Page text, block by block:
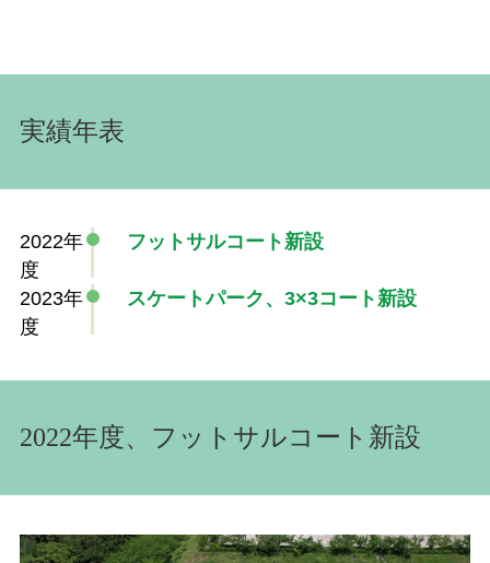
実績年表
2022年
度
フットサルコート新設
2023年
度
スケートパーク、3×3コート新設
2022年度、フットサルコート新設